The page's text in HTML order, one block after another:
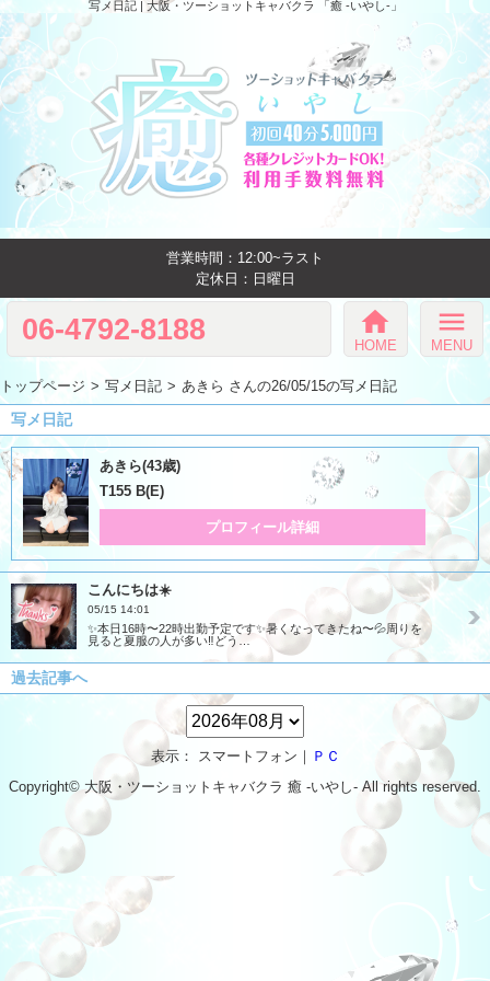
写メ日記 | 大阪・ツーショットキャバクラ 「癒 -いやし‐」
営業時間：12:00~ラスト
定休日：日曜日
06-4792-8188 home
HOME
menu
MENU
トップページ 写メ日記 あきら さんの26/05/15の写メ日記
写メ日記
あきら(43歳)
T155 B(E)
プロフィール詳細
こんにちは☀️
05/15 14:01
✨本日16時〜22時出勤予定です✨暑くなってきたね〜💦周りを
見ると夏服の人が多い‼️どう…
過去記事へ
表示： スマートフォン｜ ＰＣ
Copyright© 大阪・ツーショットキャバクラ 癒 -いやし‐ All rights reserved.